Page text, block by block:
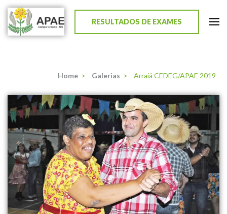
APAE de Campo Grande
RESULTADOS DE EXAMES
Home > Galerias > Arraiá CEDEG/APAE 2019